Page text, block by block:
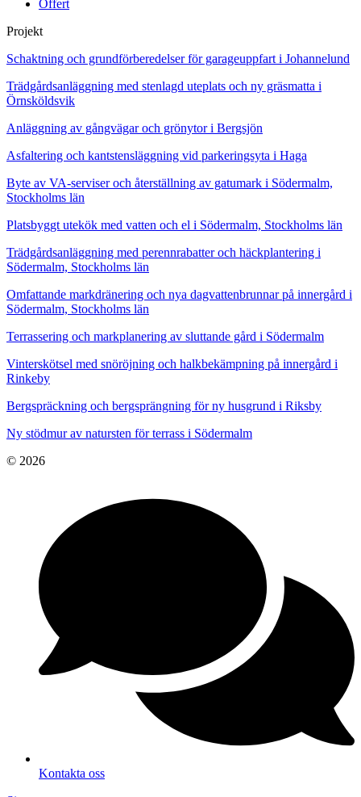
Offert
Projekt
Schaktning och grundförberedelser för garageuppfart i Johannelund
Trädgårdsanläggning med stenlagd uteplats och ny gräsmatta i
Örnsköldsvik
Anläggning av gångvägar och grönytor i Bergsjön
Asfaltering och kantstensläggning vid parkeringsyta i Haga
Byte av VA-serviser och återställning av gatumark i Södermalm,
Stockholms län
Platsbyggt utekök med vatten och el i Södermalm, Stockholms län
Trädgårdsanläggning med perennrabatter och häckplantering i
Södermalm, Stockholms län
Omfattande markdränering och nya dagvattenbrunnar på innergård i
Södermalm, Stockholms län
Terrassering och markplanering av sluttande gård i Södermalm
Vinterskötsel med snöröjning och halkbekämpning på innergård i
Rinkeby
Bergspräckning och bergsprängning för ny husgrund i Riksby
Ny stödmur av natursten för terrass i Södermalm
© 2026
Kontakta oss